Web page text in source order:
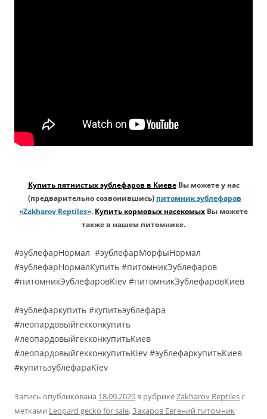
Купить пятнистых эублефаров в КиевеВы можете у нас
(предварительно созвонившись) питомник эублефаров
«Zakharov Reptiles». Купить кормовых насекомых Вы можете
также в нашем питомнике.
#эублефарНормал #эублефарМорфыНормал
#эублефарНормалКупить #питомникЭублефаров
#питомникЭублефаровKiev #питомникЭублефаровКиев
#эублефаркупить #купитьэублефара
#леопардовыйгекконкупить
#леопардовыйгекконкупитьКиев
#леопардовыйгекконкупитьKiev #эублефаркупитьКиев
#купитьэублефараKiev
Запись опубликована 18.09.2020 в рубрикеZakharov Reptilesс
метками Leopard gecko for sale,Захаров Евгений питомник